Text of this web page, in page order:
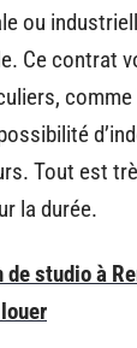
ou
Ce contrat
comme
Tout est
la durée.
de studio à